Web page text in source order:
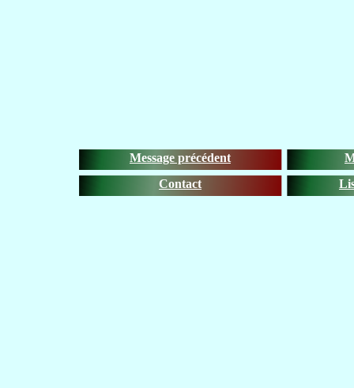
Message précédent
Contact